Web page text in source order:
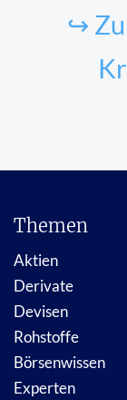
↪
Themen
Aktien
Derivate
Devisen
Rohstoffe
Börsenwissen
Experten